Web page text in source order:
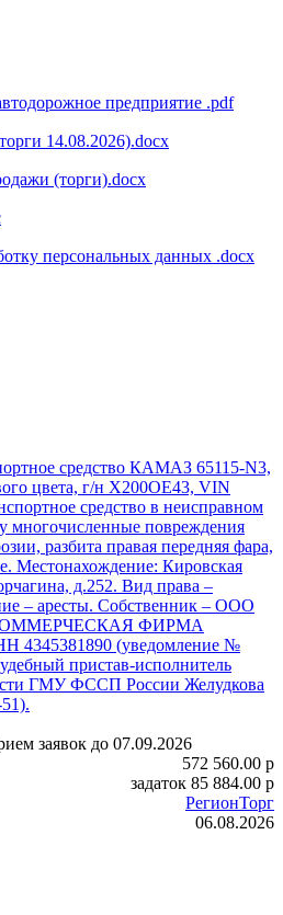
предприятие .pdf
14.08.2026).docx
(торги).docx
персональных данных .docx
средство КАМАЗ 65115-N3,
цвета, г/н Х200ОЕ43, VIN
средство в неисправном
многочисленные повреждения
разбита правая передняя фара,
Местонахождение: Кировская
д.252. Вид права –
– аресты. Собственник – ООО
ФИРМА
(уведомление №
пристав-исполнитель
ГМУ ФССП России Желудкова
заявок до 07.09.2026
572 560.00 p
задаток 85 884.00 p
РегионТорг
06.08.2026